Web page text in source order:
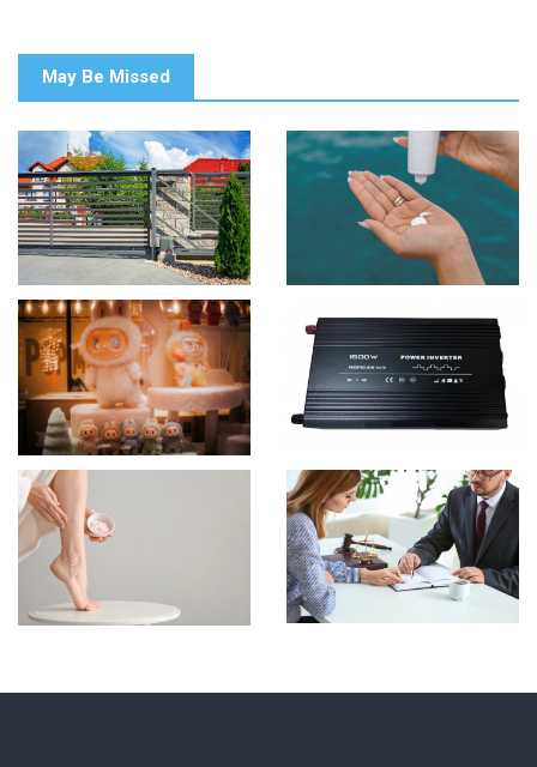
May Be Missed